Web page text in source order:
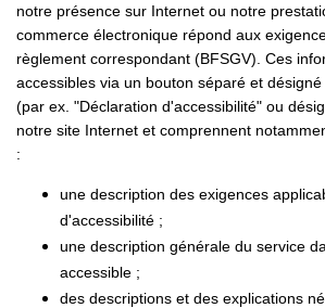
notre présence sur Internet ou notre
commerce électronique répond aux
règlement correspondant (BFSGV). Ces
accessibles via un bouton séparé et
(par ex. "Déclaration d'accessibilité" ou
notre site Internet et comprennent
:
une description des exigences
d'accessibilité ;
une description générale du service
accessible ;
des descriptions et des explications